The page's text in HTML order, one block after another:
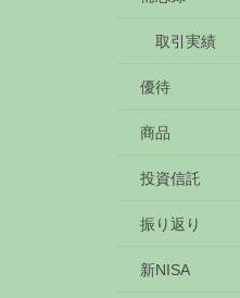
取引実績
優待
商品
投資信託
振り返り
新NISA